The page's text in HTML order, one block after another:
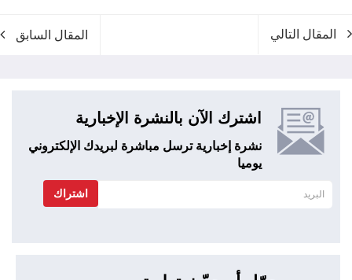
المقال التالي المقال السابق
اشترك الآن بالنشرة الإخبارية
نشرة إخبارية ترسل مباشرة لبريدك الإلكتروني
يوميا
اشتراك